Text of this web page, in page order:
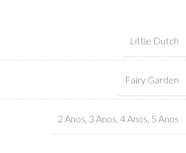
Little Dutch
Fairy Garden
2 Anos 3 Anos 4 Anos 5 Anos